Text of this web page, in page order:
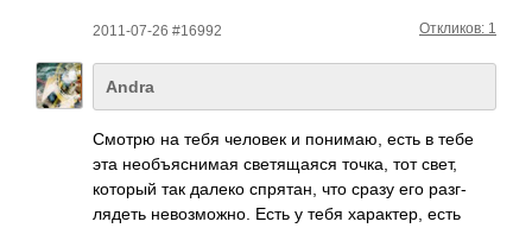
2011-07-26 #16992 Откликов: 1
Andra
Смотрю на тебя человек и пони­маю, есть в тебе
эта необ­ъясн­имая свет­ящаяся точка, тот свет,
который так далеко спря­тан, что сразу его разг­
лядеть нево­змож­но. Есть у тебя хара­ктер, есть